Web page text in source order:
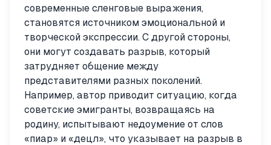
современные сленговые выражения,
становятся источником эмоциональной и
творческой экспрессии. С другой стороны,
они могут создавать разрыв, который
затрудняет общение между
представителями разных поколений.
Например, автор приводит ситуацию, когда
советские эмигранты, возвращаясь на
родину, испытывают недоумение от слов
«пиар» и «децл», что указывает на разрыв в